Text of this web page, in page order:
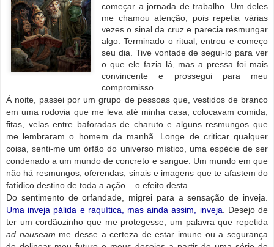
começar a jornada de trabalho. Um deles
me chamou atenção, pois repetia várias
vezes o sinal da cruz e parecia resmungar
algo. Terminado o ritual, entrou e começo
seu dia. Tive vontade de segui-lo para ver
o que ele fazia lá, mas a pressa foi mais
convincente e prossegui para meu
compromisso.
À noite, passei por um grupo de pessoas que, vestidos de branco
em uma rodovia que me leva até minha casa, colocavam comida,
fitas, velas entre baforadas de charuto e alguns resmungos que
me lembraram o homem da manhã. Longe de criticar qualquer
coisa, senti-me um órfão do universo místico, uma espécie de ser
condenado a um mundo de concreto e sangue. Um mundo em que
não há resmungos, oferendas, sinais e imagens que te afastem do
fatídico destino de toda a ação... o efeito desta.
Do sentimento de orfandade, migrei para a sensação de inveja.
Uma inveja pálida e raquítica, mas ainda assim, inveja . Desejo de
ter um cordãozinho que me protegesse, um palavra que repetida
ad nauseam me desse a certeza de estar imune ou a segurança